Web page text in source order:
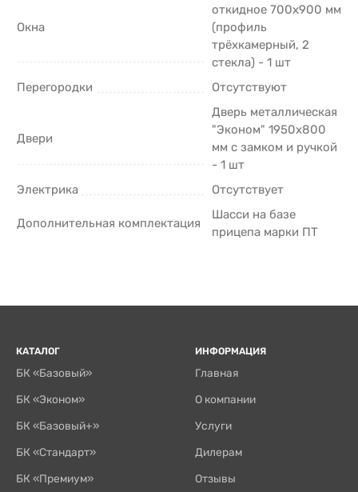
Окна
откидное 700х900 мм
(профиль
трёхкамерный, 2
стекла) - 1 шт
Перегородки
Отсутствуют
Двери
Дверь металлическая
"Эконом" 1950х800
мм с замком и ручкой
- 1 шт
Электрика
Отсутствует
Дополнительная комплектация
Шасси на базе
прицепа марки ПТ
КАТАЛОГ
БК «Базовый»
БК «Эконом»
БК «Базовый+»
БК «Стандарт»
БК «Премиум»
ИНФОРМАЦИЯ
Главная
О компании
Услуги
Дилерам
Отзывы